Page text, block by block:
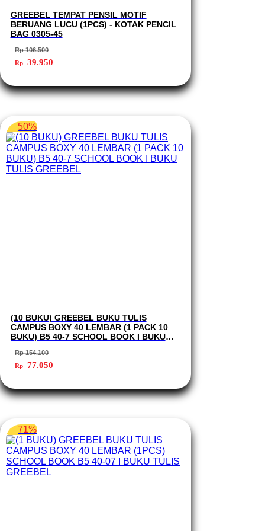
GREEBEL TEMPAT PENSIL MOTIF
BERUANG LUCU (1PCS) - KOTAK PENCIL
BAG 0305-45
Rp106.500
Harga
aslinya
Rp 106.500.
Rp 39.950saat
adalah:
Rp 39.950.
50%
(10 BUKU) GREEBEL BUKU TULIS
CAMPUS BOXY 40 LEMBAR (1 PACK 10
BUKU) B5 40-7 SCHOOL BOOK I BUKU
Rp154.100
Harga
aslinya
Rp 154.100.
Rp 77.050saat
adalah:
Rp 77.050.
71%